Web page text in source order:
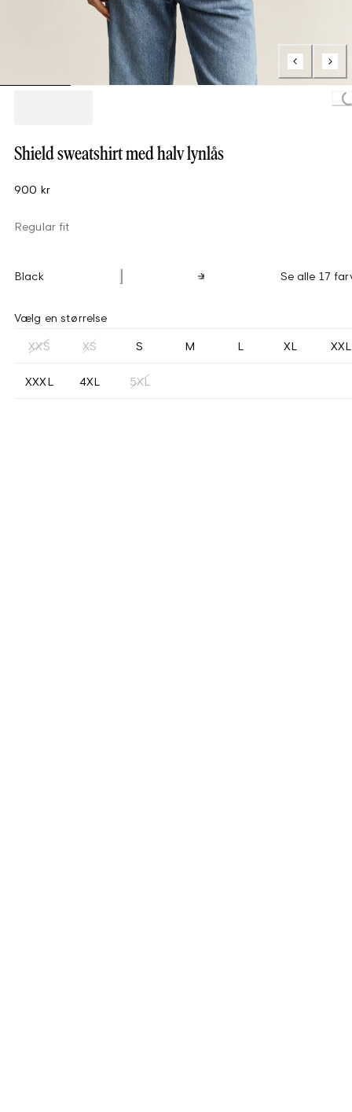
Shield sweatshirt med halv lynlås
900 kr
Regular fit
Black Se alle 17
Vælg en størrelse
XXS XS S M L XL XXL
XXXL 4XL 5XL